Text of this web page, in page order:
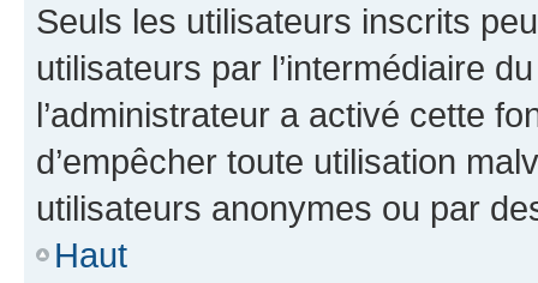
Seuls les utilisateurs inscrits
utilisateurs par l’intermédiaire
l’administrateur a activé cette
d’empêcher toute utilisation
utilisateurs anonymes ou par
Haut